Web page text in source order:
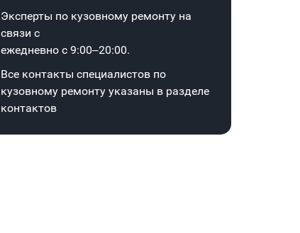
Эксперты по кузовному ремонту на
связи с
ежедневно с 9:00–20:00.
Все контакты специалистов по
кузовному ремонту указаны в разделе
контактов